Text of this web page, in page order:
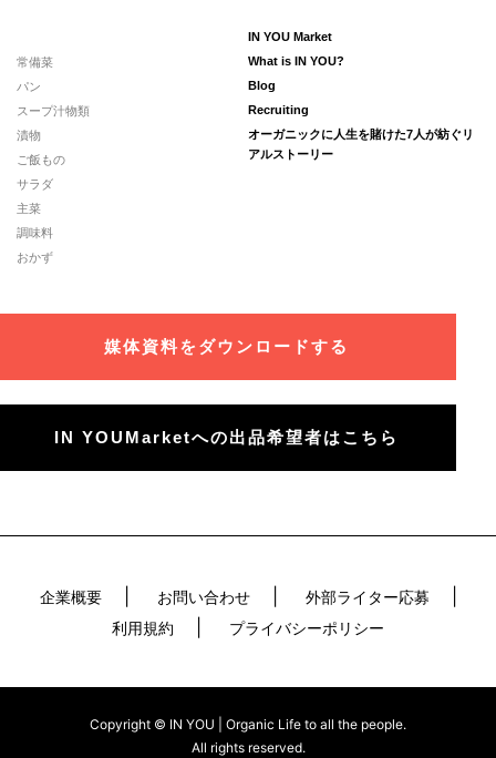
常備菜
パン
スープ汁物類
漬物
ご飯もの
サラダ
主菜
調味料
おかず
IN YOU Market
What is IN YOU?
Blog
Recruiting
オーガニックに人生を賭けた7人が紡ぐリ
アルストーリー
媒体資料をダウンロードする
IN YOUMarketへの出品希望者はこちら
企業概要 お問い合わせ
外部ライター応募
利用規約
プライバシーポリシー
Copyright © IN YOU | Organic Life to all the people.
All rights reserved.